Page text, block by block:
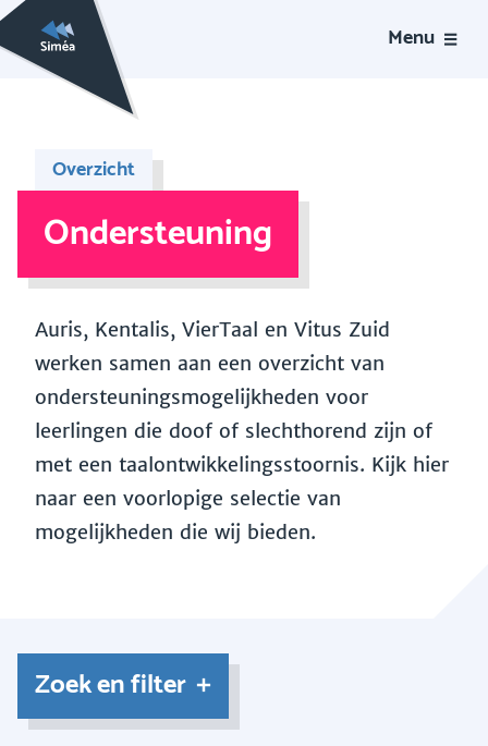
Menu
Overzicht
Ondersteuning
Auris, Kentalis, VierTaal en Vitus Zuid
werken samen aan een overzicht van
ondersteuningsmogelijkheden voor
leerlingen die doof of slechthorend zijn of
met een taalontwikkelingsstoornis. Kijk hier
naar een voorlopige selectie van
mogelijkheden die wij bieden.
Zoek en filter